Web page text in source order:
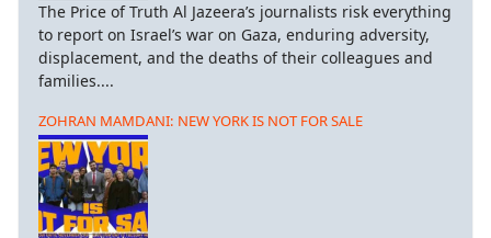
The Price of Truth Al Jazeera’s journalists risk everything
to report on Israel’s war on Gaza, enduring adversity,
displacement, and the deaths of their colleagues and
families....
ZOHRAN MAMDANI: NEW YORK IS NOT FOR SALE